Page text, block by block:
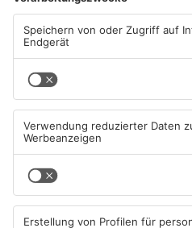
Kinzig-Kreis
Mann schießt in Neuberg mit
Schreckschusswaffe auf
Busfahrer